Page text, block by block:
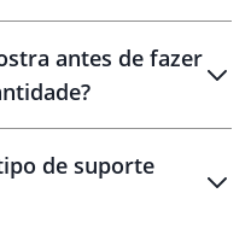
brinde
48 horas
antes de fazer
de suporte